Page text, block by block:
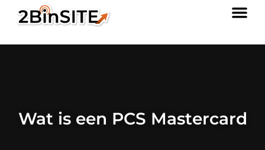
Wat is een PCS Mastercard